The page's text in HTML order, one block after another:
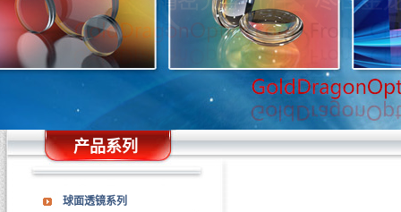
产品系列
球面透镜系列